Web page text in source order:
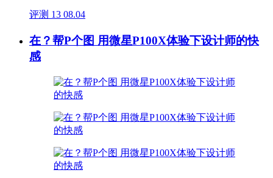
评测 13 08.04
在？帮P个图 用微星P100X体验下设计师的快
感